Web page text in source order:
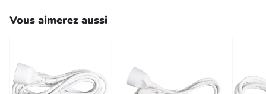
Vous aimerez aussi